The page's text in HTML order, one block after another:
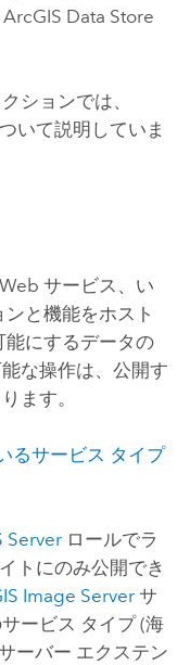
Data Store
クションでは、
いて説明していま
サービス、い
と機能をホスト
能にするデータの
な操作は、公開す
ます。
るサービス タイプ
Serverロールでラ
トにのみ公開でき
Image Serverサ
ービス タイプ (海
ーバー エクステン